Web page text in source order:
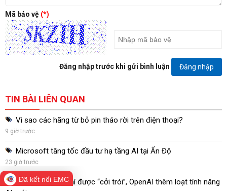
Mã bảo vệ (*)
Đăng nhập trước khi gửi bình luận Đăng nhập
TIN BÀI LIÊN QUAN
Vì sao các hãng từ bỏ pin tháo rời trên điện thoại?
9 giờ trước
Microsoft tăng tốc đầu tư hạ tầng AI tại Ấn Độ
23 giờ trước
ChatGPT miễn phí được “cởi trói”, OpenAI thêm loạt tính năng
Đã kết nối EMC